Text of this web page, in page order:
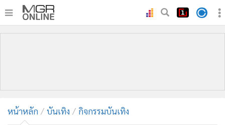
• บันเทิง
หน้าหลัก บันเทิง กิจกรรมบันเทิง